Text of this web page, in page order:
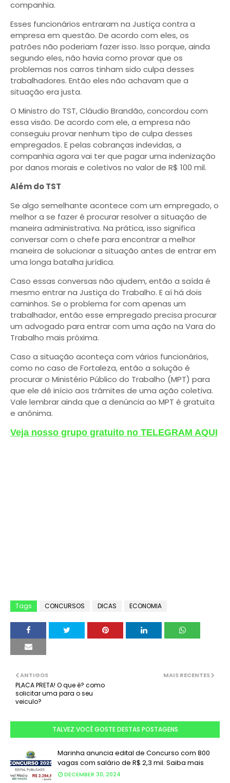
companhia.
Esses funcionários entraram na Justiça contra a
empresa em questão. De acordo com eles, os
patrões não poderiam fazer isso. Isso porque, ainda
segundo eles, não havia como provar que os
problemas nos carros tinham sido culpa desses
trabalhadores. Então eles não achavam que a
situação era justa.
O Ministro do TST, Cláudio Brandão, concordou com
essa visão. De acordo com ele, a empresa não
conseguiu provar nenhum tipo de culpa desses
empregados. E pelas cobranças indevidas, a
companhia agora vai ter que pagar uma indenização
por danos morais e coletivos no valor de R$ 100 mil.
Além do TST
Se algo semelhante acontece com um empregado, o
melhor a se fazer é procurar resolver a situação de
maneira administrativa. Na prática, isso significa
conversar com o chefe para encontrar a melhor
maneira de solucionar a situação antes de entrar em
uma longa batalha jurídica.
Caso essas conversas não ajudem, então a saída é
mesmo entrar na Justiça do Trabalho. E aí há dois
caminhos. Se o problema for com apenas um
trabalhador, então esse empregado precisa procurar
um advogado para entrar com uma ação na Vara do
Trabalho mais próxima.
Caso a situação aconteça com vários funcionários,
como no caso de Fortaleza, então a solução é
procurar o Ministério Público do Trabalho (MPT) para
que ele dê início aos trâmites de uma ação coletiva.
Vale lembrar ainda que a denúncia ao MPT é gratuita
e anônima.
Veja nosso grupo gratuito no TELEGRAM AQUI
Tags CONCURSOS DICAS ECONOMIA
MAIS RECENTES
ANTIGOS
PLACA PRETA! O que é? como
solicitar uma para o seu
veiculo?
TALVEZ VOCÊ GOSTE DESTAS POSTAGENS
Marinha anuncia edital de Concurso com 800
vagas com salário de R$ 2,3 mil. Saiba mais
DECEMBER 30, 2024